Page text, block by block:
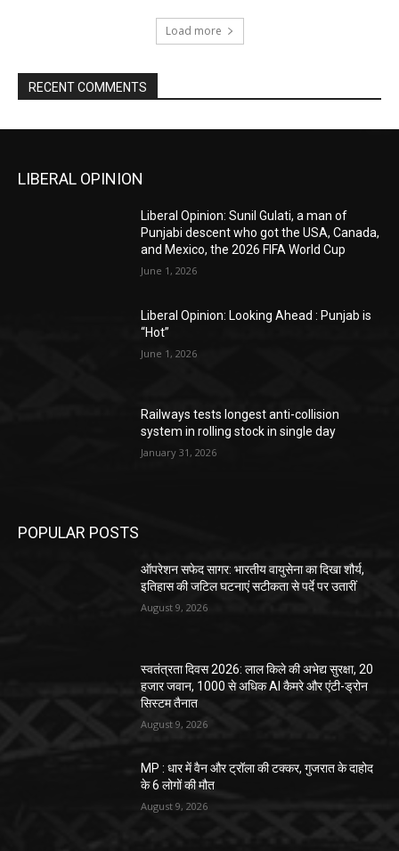
Load more
RECENT COMMENTS
LIBERAL OPINION
Liberal Opinion: Sunil Gulati, a man of
Punjabi descent who got the USA, Canada,
and Mexico, the 2026 FIFA World Cup
June 1, 2026
Liberal Opinion: Looking Ahead : Punjab is
“Hot”
June 1, 2026
Railways tests longest anti-collision
system in rolling stock in single day
January 31, 2026
POPULAR POSTS
ऑपरेशन सफेद सागर: भारतीय वायुसेना का दिखा शौर्य,
इतिहास की जटिल घटनाएं सटीकता से पर्दे पर उतारीं
August 9, 2026
स्वतंत्रता दिवस 2026: लाल किले की अभेद्य सुरक्षा, 20
हजार जवान, 1000 से अधिक AI कैमरे और एंटी-ड्रोन
सिस्टम तैनात
August 9, 2026
MP : धार में वैन और ट्रॉला की टक्कर, गुजरात के दाहोद
के 6 लोगों की मौत
August 9, 2026